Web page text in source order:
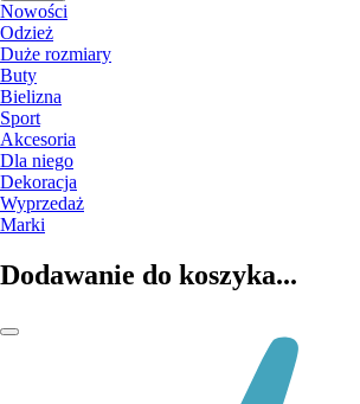
Nowości
Odzież
Duże rozmiary
Buty
Bielizna
Sport
Akcesoria
Dla niego
Dekoracja
Wyprzedaż
Marki
Dodawanie do koszyka...